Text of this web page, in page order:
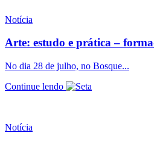
Notícia
Arte: estudo e prática –
No dia 28 de julho, no Bosque...
Continue lendo
Notícia